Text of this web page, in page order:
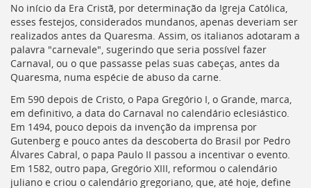
conteúdo
desta
página
[]
Ir
para
busca
[]
Voltar
para
o
início
No início da Era Cristã, por determinação da Igreja Católica,
esses festejos, considerados mundanos, apenas deveriam ser
realizados antes da Quaresma. Assim, os italianos adotaram a
palavra "carnevale", sugerindo que seria possível fazer
Carnaval, ou o que passasse pelas suas cabeças, antes da
Quaresma, numa espécie de abuso da carne.
Em 590 depois de Cristo, o Papa Gregório I, o Grande, marca,
em definitivo, a data do Carnaval no calendário eclesiástico.
Em 1494, pouco depois da invenção da imprensa por
Gutenberg e pouco antes da descoberta do Brasil por Pedro
Álvares Cabral, o papa Paulo II passou a incentivar o evento.
Em 1582, outro papa, Gregório XIII, reformou o calendário
juliano e criou o calendário gregoriano, que, até hoje, define